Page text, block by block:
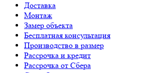
Доставка
Монтаж
Замер объекта
Бесплатная консультация
Производство в размер
Рассрочка и кредит
Рассрочка от Сбера